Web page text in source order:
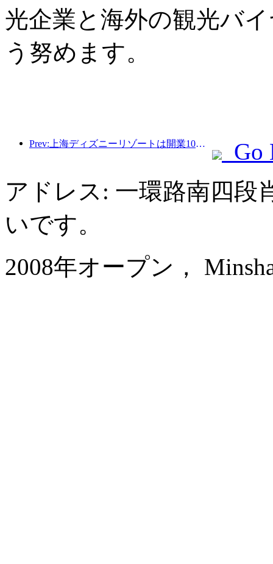
光企業と海外の観光バ
う努めます。
Prev:上海ディズニーリゾートは開業10周年を迎え、これまでに1億人以上の来場者数を記録した。
Go
アドレス: 一環路南四段
いです。
2008年オープン，